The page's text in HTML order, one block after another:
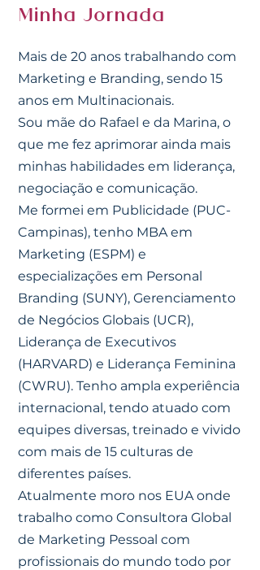
Minha Jornada
Mais de 20 anos trabalhando com
Marketing e Branding, sendo 15
anos em Multinacionais.
Sou mãe do Rafael e da Marina, o
que me fez aprimorar ainda mais
minhas habilidades em liderança,
negociação e comunicação.
Me formei em Publicidade (PUC-
Campinas), tenho MBA em
Marketing (ESPM) e
especializações em Personal
Branding (SUNY), Gerenciamento
de Negócios Globais (UCR),
Liderança de Executivos
(HARVARD) e Liderança Feminina
(CWRU). Tenho ampla experiência
internacional, tendo atuado com
equipes diversas, treinado e vivido
com mais de 15 culturas de
diferentes países.
Atualmente moro nos EUA onde
trabalho como Consultora Global
de Marketing Pessoal com
profissionais do mundo todo por